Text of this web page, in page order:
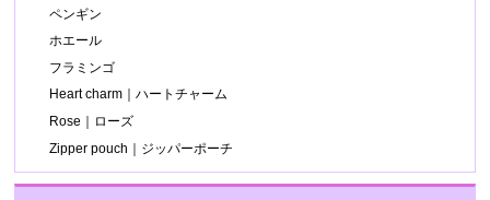
ペンギン
ホエール
フラミンゴ
Heart charm｜ハートチャーム
Rose｜ローズ
Zipper pouch｜ジッパーポーチ